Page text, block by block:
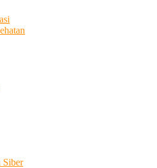
Siber